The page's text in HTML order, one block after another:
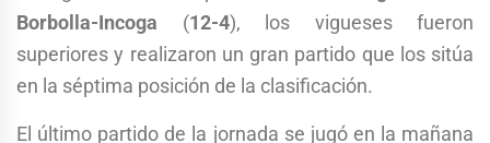
Borbolla-Incoga (12-4), los vigueses fueron
superiores y realizaron un gran partido que los sitúa
en la séptima posición de la clasificación.
El último partido de la jornada se jugó en la mañana